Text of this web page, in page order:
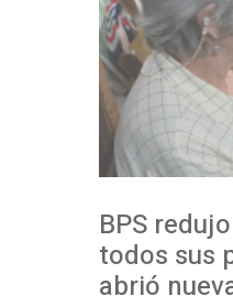
BPS redujo la
todos sus
abrió nueva